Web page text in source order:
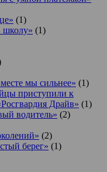
(1)
школу» (1)
мы сильнее» (1)
приступили к
Драйв» (1)
водитель» (2)
(2)
берег» (1)